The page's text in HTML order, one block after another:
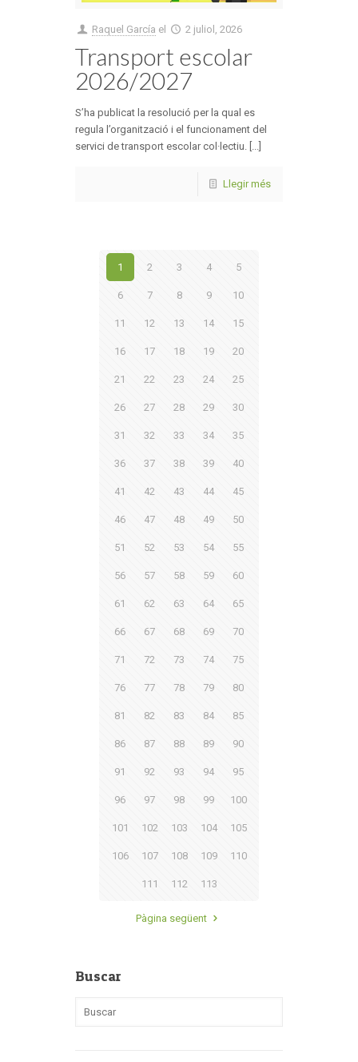
Raquel García el 2 juliol, 2026
Transport escolar
2026/2027
S’ha publicat la resolució per la qual es
regula l’organització i el funcionament del
servici de transport escolar col·lectiu. [...]
Llegir més
1 2 3 4 5
6 7 8 9 10
11 12 13 14 15
16 17 18 19 20
21 22 23 24 25
26 27 28 29 30
31 32 33 34 35
36 37 38 39 40
41 42 43 44 45
46 47 48 49 50
51 52 53 54 55
56 57 58 59 60
61 62 63 64 65
66 67 68 69 70
71 72 73 74 75
76 77 78 79 80
81 82 83 84 85
86 87 88 89 90
91 92 93 94 95
96 97 98 99 100
101 102 103 104 105
106 107 108 109 110
111 112 113
Pàgina següent
Buscar